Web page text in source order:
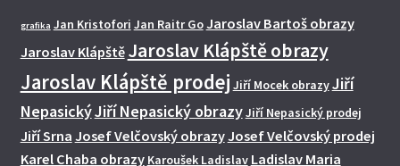
grafika Jan Kristofori Jan Raitr GoJaroslav Bartoš obrazy
Jaroslav Klápště Jaroslav Klápště obrazy
Jaroslav Klápště prodej Jiří Mocek obrazyJiří
NepasickýJiří Nepasický obrazyJiří Nepasický prodej
Jiří Srna Josef Velčovský obrazyJosef Velčovský prodej
Karel Chaba obrazy Karoušek Ladislav Ladislav Maria